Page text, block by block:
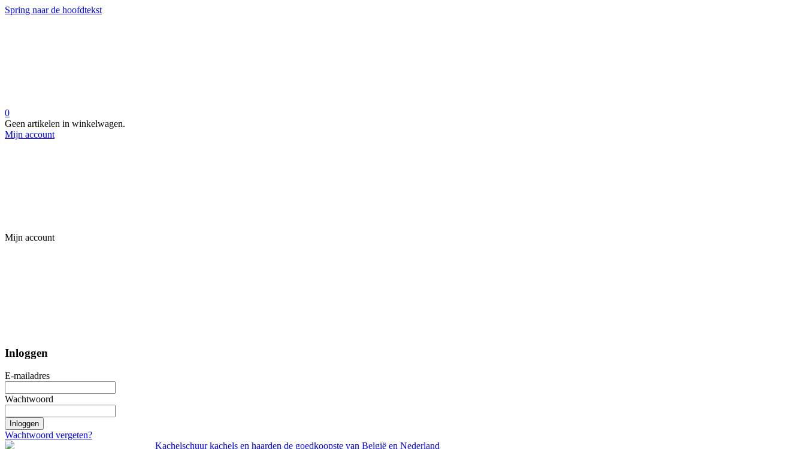
Spring naar de hoofdtekst
0
Geen artikelen in winkelwagen.
Mijn account
Mijn account
Inloggen
E-mailadres
Wachtwoord
Inloggen
Wachtwoord vergeten?